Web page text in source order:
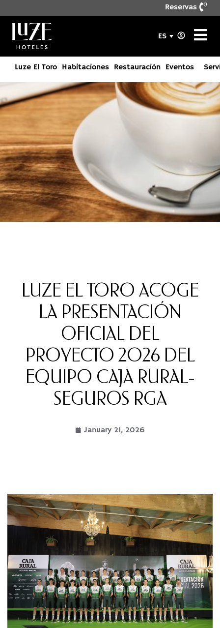
Reservas
ES
Luze El Toro Habitaciones Restauración Eventos
LUZE EL TORO ACOGE
LA PRESENTACIÓN
OFICIAL DEL
PROYECTO 2026 DEL
EQUIPO CAJA RURAL-
SEGUROS RGA
January 21, 2026